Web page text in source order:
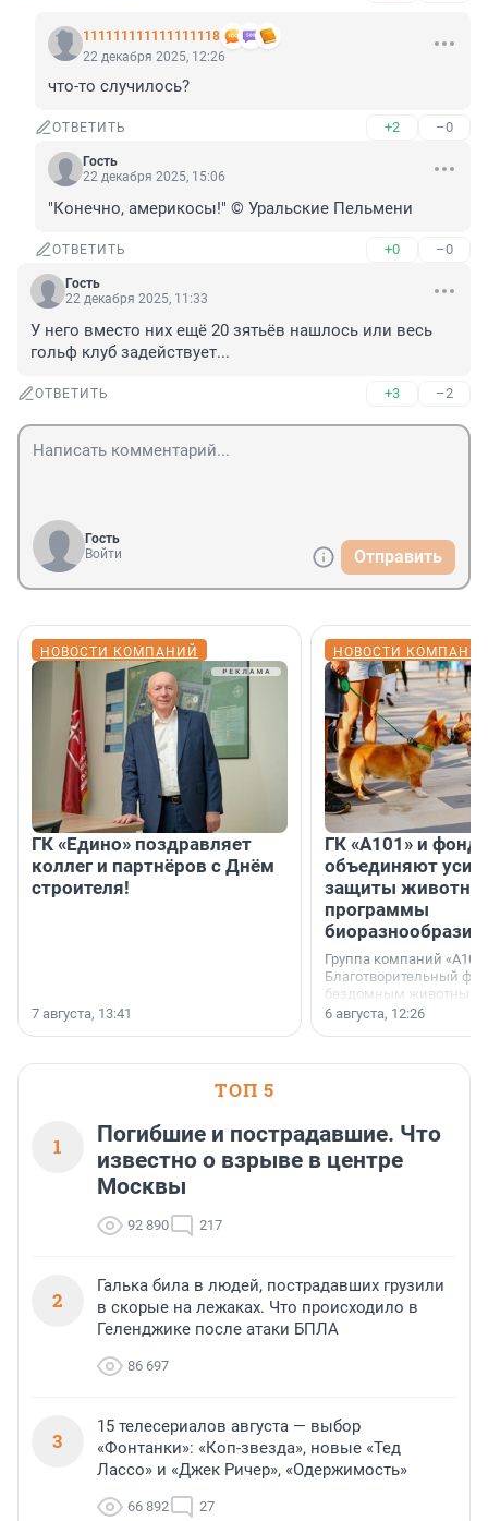
111111111111111118
22 декабря 2025, 12:26
что-то случилось?
ОТВЕТИТЬ +2 –0
Гость
22 декабря 2025, 15:06
"Конечно, америкосы!" © Уральские Пельмени
ОТВЕТИТЬ +0 –0
Гость
22 декабря 2025, 11:33
У него вместо них ещё 20 зятьёв нашлось или весь
гольф клуб задействует...
ОТВЕТИТЬ +3 –2
Гость
Войти
Отправить
НОВОСТИ КОМПАНИЙ
ГК «Едино» поздравляет
коллег и партнёров с Днём
строителя!
7 августа, 13:41
НОВОСТИ
ГК «А101» и фонд
объединяют
защиты
программы
биоразнообразия
Группа компаний
Благотворительный
бездомным животным
заключили соглашение
6 августа, 12:26
ТОП 5
1
Погибшие и пострадавшие. Что
известно о взрыве в центре
Москвы
92 890 217
2
Галька била в людей, пострадавших грузили
в скорые на лежаках. Что происходило в
Геленджике после атаки БПЛА
86 697
3
15 телесериалов августа — выбор
«Фонтанки»: «Коп-звезда», новые «Тед
Лассо» и «Джек Ричер», «Одержимость»
66 892 27